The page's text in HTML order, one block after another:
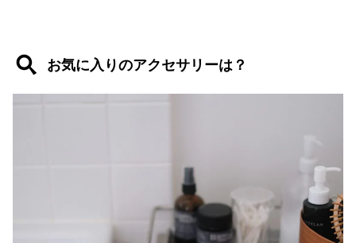
お気に入りのアクセサリーは？